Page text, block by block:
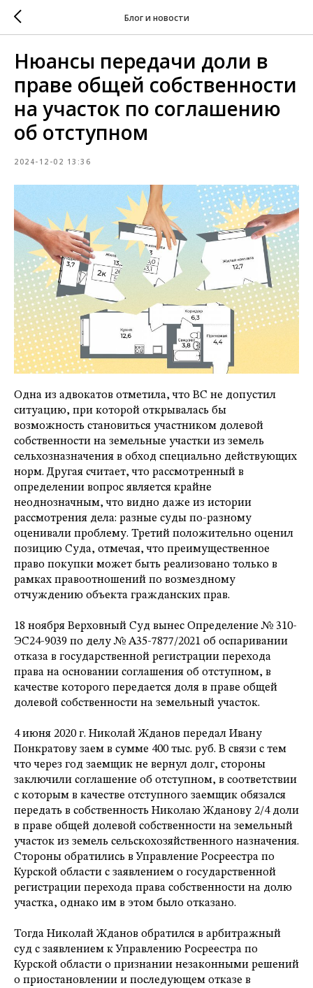
Блог и новости
Нюансы передачи доли в
праве общей собственности
на участок по соглашению
об отступном
2024-12-02 13:36
Одна из адвокатов отметила, что ВС не допустил
ситуацию, при которой открывалась бы
возможность становиться участником долевой
собственности на земельные участки из земель
сельхозназначения в обход специально действующих
норм. Другая считает, что рассмотренный в
определении вопрос является крайне
неоднозначным, что видно даже из истории
рассмотрения дела: разные суды по-разному
оценивали проблему. Третий положительно оценил
позицию Суда, отмечая, что преимущественное
право покупки может быть реализовано только в
рамках правоотношений по возмездному
отчуждению объекта гражданских прав.
18 ноября Верховный Суд вынес Определение № 310-
ЭС24-9039 по делу № А35-7877/2021 об оспаривании
отказа в государственной регистрации перехода
права на основании соглашения об отступном, в
качестве которого передается доля в праве общей
долевой собственности на земельный участок.
4 июня 2020 г. Николай Жданов передал Ивану
Понкратову заем в сумме 400 тыс. руб. В связи с тем
что через год заемщик не вернул долг, стороны
заключили соглашение об отступном, в соответствии
с которым в качестве отступного заемщик обязался
передать в собственность Николаю Жданову 2/4 доли
в праве общей долевой собственности на земельный
участок из земель сельскохозяйственного назначения.
Стороны обратились в Управление Росреестра по
Курской области с заявлением о государственной
регистрации перехода права собственности на долю
участка, однако им в этом было отказано.
Тогда Николай Жданов обратился в арбитражный
суд с заявлением к Управлению Росреестра по
Курской области о признании незаконными решений
о приостановлении и последующем отказе в